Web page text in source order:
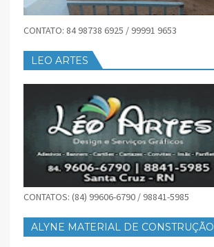
CONTATO: 84 98738 6925 / 99991 9653
LEO ARTES
CONTATOS: (84) 99606-6790 / 98841-5985
ALYNE MATERIAL DE CONSTRUÇÃO